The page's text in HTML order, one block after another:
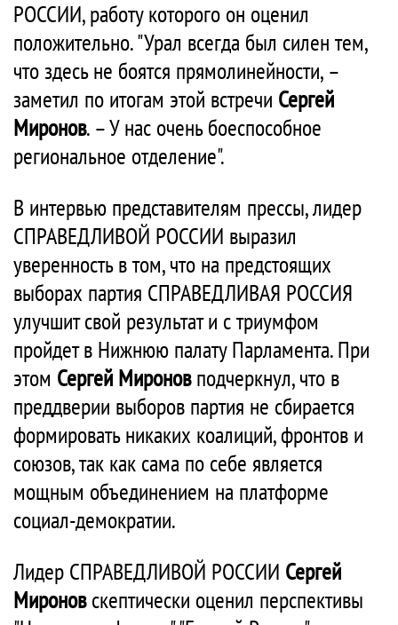
РОССИИ, работу которого он оценил
положительно. "Урал всегда был силен тем,
что здесь не боятся прямолинейности, –
заметил по итогам этой встречи Сергей
Миронов. – У нас очень боеспособное
региональное отделение".
В интервью представителям прессы, лидер
СПРАВЕДЛИВОЙ РОССИИ выразил
уверенность в том, что на предстоящих
выборах партия СПРАВЕДЛИВАЯ РОССИЯ
улучшит свой результат и с триумфом
пройдет в Нижнюю палату Парламента. При
этом Сергей Мироновподчеркнул, что в
преддверии выборов партия не сбирается
формировать никаких коалиций, фронтов и
союзов, так как сама по себе является
мощным объединением на платформе
социал-демократии.
Лидер СПРАВЕДЛИВОЙ РОССИИ Сергей
Мироновскептически оценил перспективы